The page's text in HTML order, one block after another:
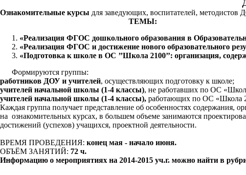
Ознакомительные курсы для заведующих, воспитателей,
ТЕМЫ:
«Реализация ФГОС дошкольного образования в
«Реализация ФГОС и достижение нового образовательного
«Подготовка к школе в ОС ’’Школа 2100’’: организация,
Формируются группы:
работников ДОУ и учителей, осуществляющих подготовку к школе;
учителей начальной школы (1-4 классы), не работавших по ОС
учителей начальной школы (1-4 классы), работающих по ОС «Школа
Каждая группа получает представление об особенностях
на ознакомительных курсах, в большем объеме занимаются
достижений (успехов) учащихся, проектной деятельности.
ВРЕМЯ ПРОВЕДЕНИЯ: конец мая - начало июня.
ОБЪЁМ ЗАНЯТИЙ: 72 ч.
Информацию о мероприятиях на 2014-2015 уч.г. можно найти в